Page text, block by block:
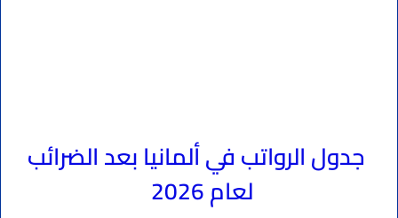
جدول الرواتب في ألمانيا بعد الضرائب
لعام 2026